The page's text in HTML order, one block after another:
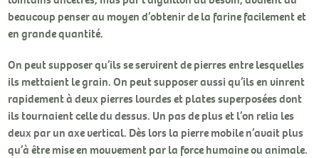
beaucoup penser au moyen d’obtenir de la farine facilement et
en grande quantité.
On peut supposer qu’ils se servirent de pierres entre lesquelles
ils mettaient le grain. On peut supposer aussi qu’ils en vinrent
rapidement à deux pierres lourdes et plates superposées dont
ils tournaient celle du dessus. Un pas de plus et l’on relia les
deux par un axe vertical. Dès lors la pierre mobile n’avait plus
qu’à être mise en mouvement par la force humaine ou animale.